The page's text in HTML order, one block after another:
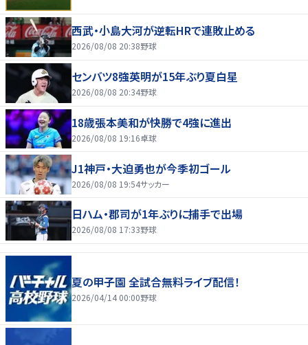
西武・小島大河が逆転HRで連敗止める
2026/08/08 20:38野球
センバツ8強英明が15年ぶり夏白星
2026/08/08 20:34野球
18歳張本美和が快勝で4強に進出
2026/08/08 19:16卓球
J1神戸・大迫勇也が今季初ゴール
2026/08/08 19:54サッカー
日ハム・郡司が1年ぶりに捕手で出場
2026/08/08 17:33野球
夏の甲子園 全試合無料ライブ配信！
2026/04/14 00:00野球